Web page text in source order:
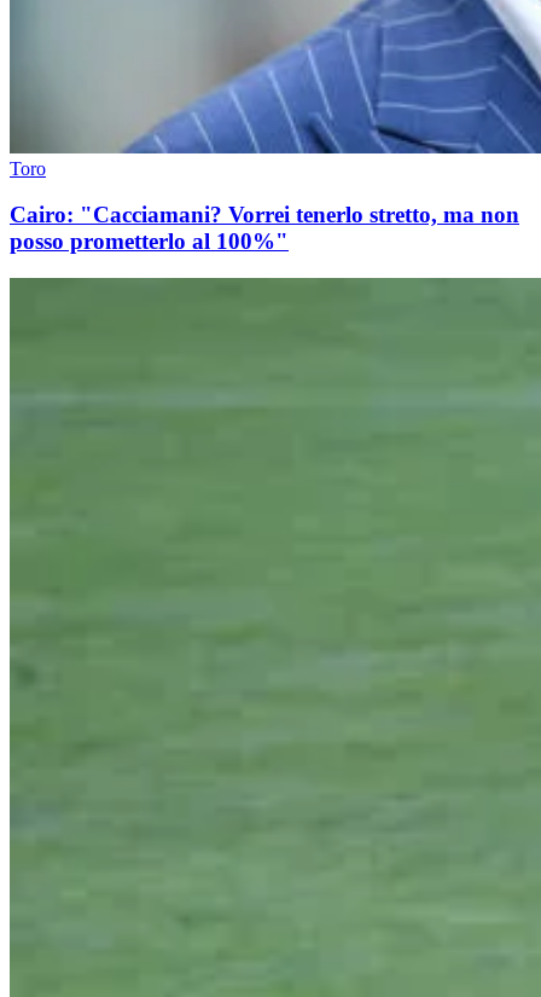
Toro
Cairo: "Cacciamani? Vorrei tenerlo stretto, ma non
posso prometterlo al 100%"